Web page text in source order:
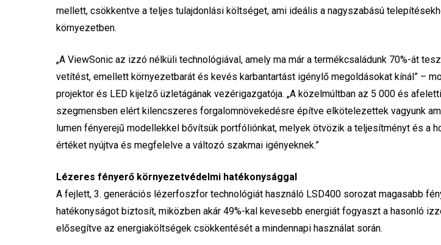
mellett, csökkentve a teljes tulajdonlási költséget, ami ideális a nagyszabású
környezetben.
„A ViewSonic az izzó nélküli technológiával, amely ma már a termékcsaládunk 70%-át
vetítést, emellett környezetbarát és kevés karbantartást igénylő megoldásokat kínál” –
projektor és LED kijelző üzletágának vezérigazgatója. „A közelmúltban az 5 000 és
szegmensben elért kilencszeres forgalomnövekedésre építve elkötelezettek vagyunk
lumen fényerejű modellekkel bővítsük portfóliónkat, melyek ötvözik a teljesítményt és a
értéket nyújtva és megfelelve a változó szakmai igényeknek.”
Lézeres fényerő környezetvédelmi hatékonysággal
A fejlett, 3. generációs lézerfoszfor technológiát használó LSD400 sorozat magasabb
hatékonyságot biztosít, miközben akár 49%-kal kevesebb energiát fogyaszt a hasonló
elősegítve az energiaköltségek csökkentését a mindennapi használat során.